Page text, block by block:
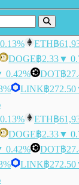
ETH฿
DOGE฿2.33▼
0.42% DOT฿
LINK฿272.50
ETH฿
DOGE฿2.33▼
0.42% DOT฿
LINK฿272.50